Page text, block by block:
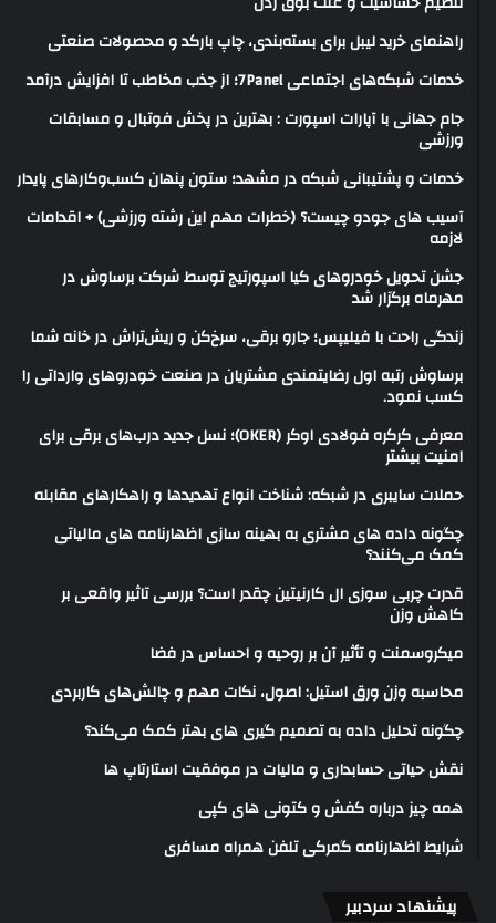
راهنمای خرید لیبل برای بسته‌بندی، چاپ بارکد و محصولات صنعتی
خدمات شبکه‌های اجتماعی 7Panel؛ از جذب مخاطب تا افزایش درآمد
جام جهانی با آپارات اسپورت : بهترین در پخش فوتبال و مسابقات
ورزشی
خدمات و پشتیبانی شبکه در مشهد؛ ستون پنهان کسب‌وکارهای پایدار
آسیب های جودو چیست؟ (خطرات مهم این رشته ورزشی) + اقدامات
لازمه
جشن تحویل خودروهای کیا اسپورتیج توسط شرکت برساوش در
مهرماه برگزار شد
زندگی راحت با فیلیپس؛ جارو برقی، سرخ‌کن و ریش‌تراش در خانه شما
برساوش رتبه اول رضایتمندی مشتریان در صنعت خودروهای وارداتی را
کسب نمود.
معرفی کرکره فولادی اوکر (OKER)؛ نسل جدید درب‌های برقی برای
امنیت بیشتر
حملات سایبری در شبکه: شناخت انواع تهدیدها و راهکارهای مقابله
چگونه داده های مشتری به بهینه سازی اظهارنامه های مالیاتی
کمک می‌کنند؟
قدرت چربی سوزی ال کارنیتین چقدر است؟ بررسی تاثیر واقعی بر
کاهش وزن
میکروسمنت و تأثیر آن بر روحیه و احساس در فضا
محاسبه وزن ورق استیل: اصول، نکات مهم و چالش‌های کاربردی
چگونه تحلیل داده به تصمیم گیری های بهتر کمک می‌کند؟
نقش حیاتی حسابداری و مالیات در موفقیت استارتاپ ها
همه چیز درباره کفش و کتونی های کپی
شرایط اظهارنامه گمرکی تلفن همراه مسافری
پیشنهاد سردبیر